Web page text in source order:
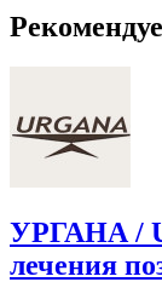
УРГАНА /
лечения